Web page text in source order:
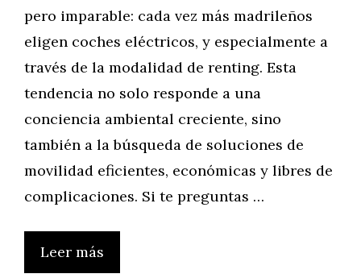
pero imparable: cada vez más madrileños
eligen coches eléctricos, y especialmente a
través de la modalidad de renting. Esta
tendencia no solo responde a una
conciencia ambiental creciente, sino
también a la búsqueda de soluciones de
movilidad eficientes, económicas y libres de
complicaciones. Si te preguntas …
Leer más